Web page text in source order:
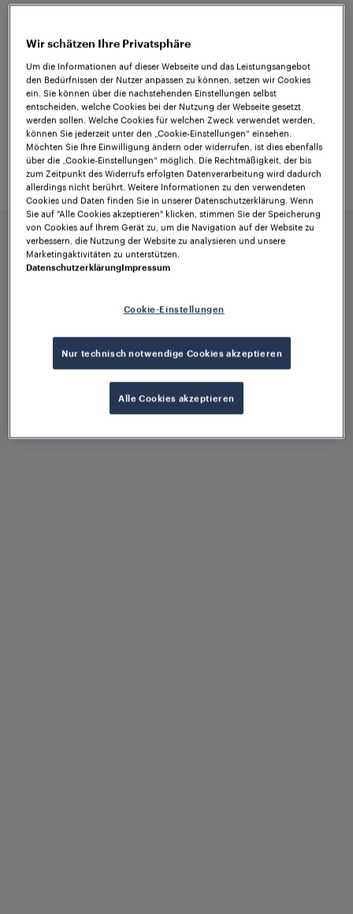
breiten Palette von Weichenantrieben
kombinierbar. Der EULYNX-konforme
Object Controller unterstützt die
effiziente Steuerung und Überwachung
von Weichenantrieben gemäß den
Befehlen des Stellwerks. Dank unserer
umfassenden Erfahrung mit
verschiedenen Bahnanwendungen
profitieren Sie von einem Produkt, das
genau auf Ihre spezifischen
Anforderungen zugeschnitten ist.
Vorteile auf einen
Wir schätzen Ihre Privatsphäre
Um die Informationen auf dieser Webseite und das Leistungsangebot
den Bedürfnissen der Nutzer anpassen zu können, setzen wir Cookies
ein. Sie können über die nachstehenden Einstellungen selbst
entscheiden, welche Cookies bei der Nutzung der Webseite gesetzt
werden sollen. Welche Cookies für welchen Zweck verwendet werden,
können Sie jederzeit unter den „Cookie-Einstellungen“ einsehen.
Möchten Sie Ihre Einwilligung ändern oder widerrufen, ist dies ebenfalls
über die „Cookie-Einstellungen“ möglich. Die Rechtmäßigkeit, der bis
zum Zeitpunkt des Widerrufs erfolgten Datenverarbeitung wird dadurch
allerdings nicht berührt. Weitere Informationen zu den verwendeten
Cookies und Daten finden Sie in unserer Datenschutzerklärung. Wenn
Sie auf "Alle Cookies akzeptieren" klicken, stimmen Sie der Speicherung
von Cookies auf Ihrem Gerät zu, um die Navigation auf der Website zu
verbessern, die Nutzung der Website zu analysieren und unsere
Marketingaktivitäten zu unterstützen.
DatenschutzerklärungImpressum
Cookie-Einstellungen
Nur technisch notwendige Cookies akzeptieren
Alle Cookies akzeptieren